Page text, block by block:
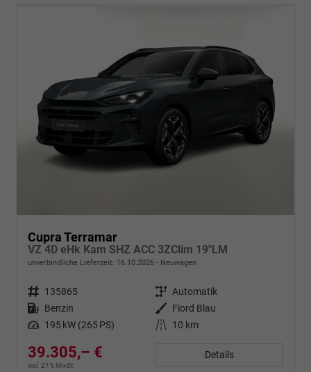
Cupra Terramar
VZ 4D eHk Kam SHZ ACC 3ZClim 19"LM
unverbindliche Lieferzeit: 16.10.2026 Neuwagen
Fahrzeugnr. 135865 Getriebe Automatik
Kraftstoff Benzin Außenfarbe Fiord Blau
Leistung 195 kW (265 PS) Kilometerstand 10 km
39.305,– €
incl. 21% MwSt.
Details